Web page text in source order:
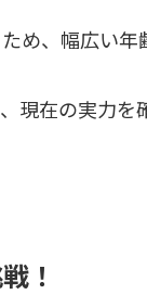
め、幅広い
現在の実力を
！